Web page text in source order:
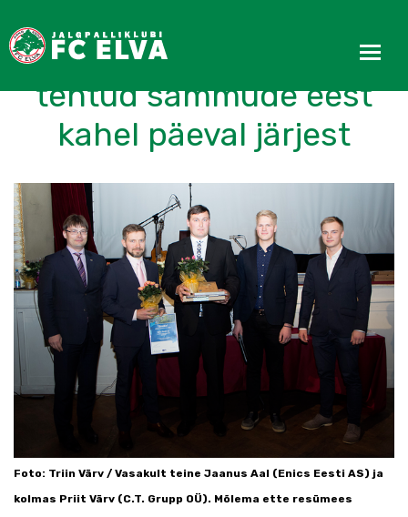
FC Elvat tunnustati
tehtud sammude eest
kahel päeval järjest
Foto: Triin Värv / Vasakult teine Jaanus Aal (Enics Eesti AS) ja
kolmas Priit Värv (C.T. Grupp OÜ). Mõlema ette resümees